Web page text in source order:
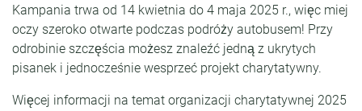
Kampania trwa od 14 kwietnia do 4 maja 2025 r., więc miej
oczy szeroko otwarte podczas podróży autobusem! Przy
odrobinie szczęścia możesz znaleźć jedną z ukrytych
pisanek i jednocześnie wesprzeć projekt charytatywny.
Więcej informacji na temat organizacji charytatywnej 2025